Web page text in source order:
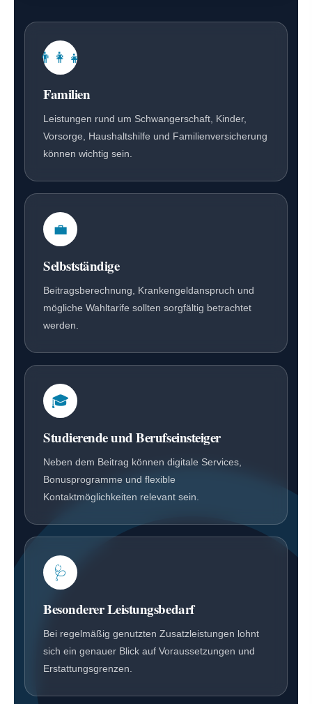
👨‍👩‍👧
Familien
Leistungen rund um Schwangerschaft, Kinder,
Vorsorge, Haushaltshilfe und Familienversicherung
können wichtig sein.
💼
Selbstständige
Beitragsberechnung, Krankengeldanspruch und
mögliche Wahltarife sollten sorgfältig betrachtet
werden.
🎓
Studierende und Berufseinsteiger
Neben dem Beitrag können digitale Services,
Bonusprogramme und flexible
Kontaktmöglichkeiten relevant sein.
🩺
Besonderer Leistungsbedarf
Bei regelmäßig genutzten Zusatzleistungen lohnt
sich ein genauer Blick auf Voraussetzungen und
Erstattungsgrenzen.